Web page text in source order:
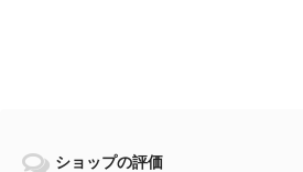
ショップの評価